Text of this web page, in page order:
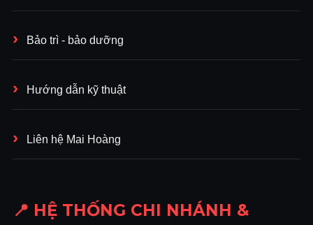
Bảo trì - bảo dưỡng
Hướng dẫn kỹ thuật
Liên hệ Mai Hoàng
📍 HỆ THỐNG CHI NHÁNH &